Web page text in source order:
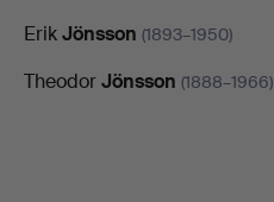
ErikJönsson (1893–1950)
TheodorJönsson (1888–1966)